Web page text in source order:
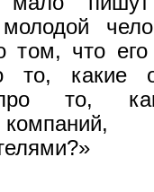
том, что его
то, какие
то, как